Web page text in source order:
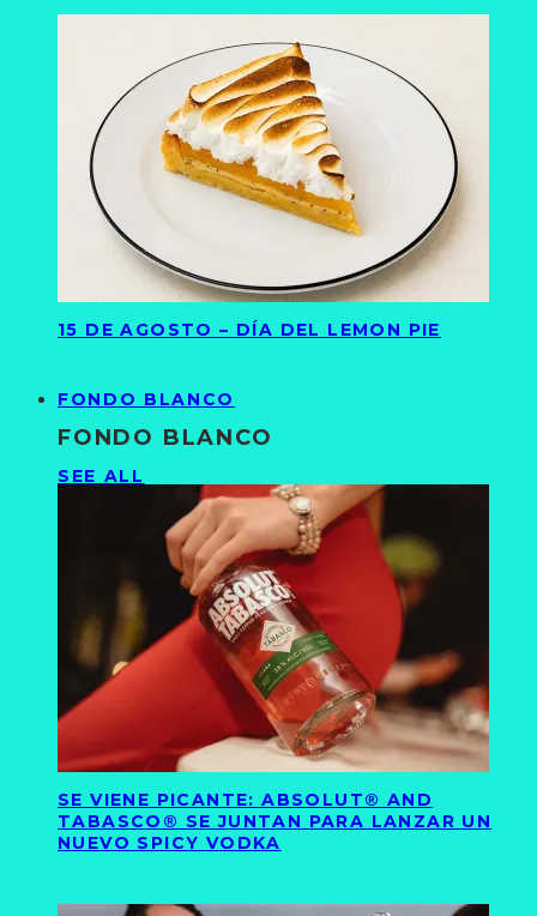
15 DE AGOSTO – DÍA DEL LEMON PIE
FONDO BLANCO
FONDO BLANCO
SEE ALL
SE VIENE PICANTE: ABSOLUT® AND
TABASCO® SE JUNTAN PARA LANZAR UN
NUEVO SPICY VODKA